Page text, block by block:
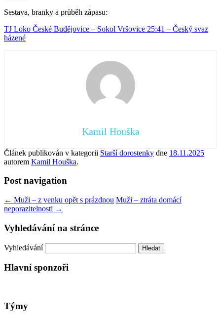
Sestava, branky a průběh zápasu:
TJ Loko České Budějovice – Sokol Vršovice 25:41 – Český svaz
házené
Kamil Houška
Článek publikován v kategorii Starší dorostenky dne 18.11.2025
autorem Kamil Houška.
Post navigation
← Muži – z venku opět s prázdnou Muži – ztráta domácí
neporazitelnosti →
Vyhledávání na stránce
Vyhledávání
Hlavní sponzoři
Týmy